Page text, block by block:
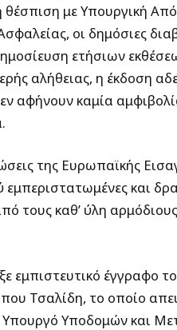
θέσπιση με Υπουργική
οι δημόσιες
ετήσιων
αλήθειας, η έκδοση
αφήνουν καμία
της Ευρωπαϊκής
και
τους καθ’ ύλη
εμπιστευτικό έγγραφο
Τσαλίδη, το οποίο
Υπουργό Υποδομών και